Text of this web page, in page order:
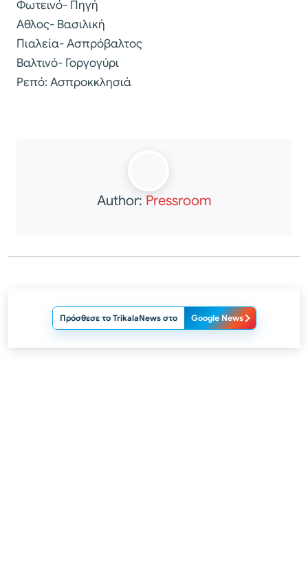
Φωτεινό- Πηγή
Αθλος- Βασιλική
Πιαλεία- Ασπρόβαλτος
Βαλτινό- Γοργογύρι
Ρεπό: Ασπροκκλησιά
Author: Pressroom
Πρόσθεσε το TrikalaNews στο Google News